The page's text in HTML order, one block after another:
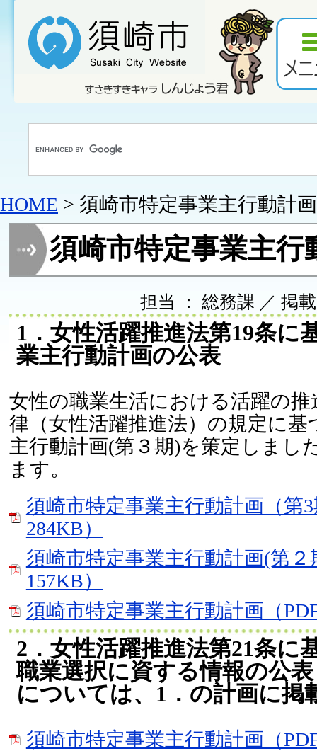
HOME > 須崎市特定事業主行動計画
須崎市特定事業主行
担当 ： 総務課 ／ 掲
1．女性活躍推進法第19条に
業主行動計画の公表
女性の職業生活における活躍の
律（女性活躍推進法）の規定に基
主行動計画(第３期)を策定しまし
ます。
須崎市特定事業主行動計画（第
284KB）
須崎市特定事業主行動計画(第２
157KB）
須崎市特定事業主行動計画（
2．女性活躍推進法第21条に
職業選択に資する情報の公表
については、1．の計画に
須崎市特定事業主行動計画（